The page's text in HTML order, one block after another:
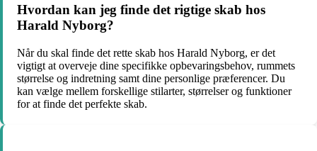
Hvordan kan jeg finde det rigtige skab hos
Harald Nyborg?
Når du skal finde det rette skab hos Harald Nyborg, er det
vigtigt at overveje dine specifikke opbevaringsbehov, rummets
størrelse og indretning samt dine personlige præferencer. Du
kan vælge mellem forskellige stilarter, størrelser og funktioner
for at finde det perfekte skab.